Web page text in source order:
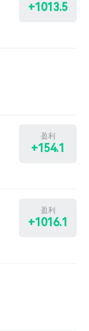
+1013.5
盈利
+154.1
盈利
+1016.1